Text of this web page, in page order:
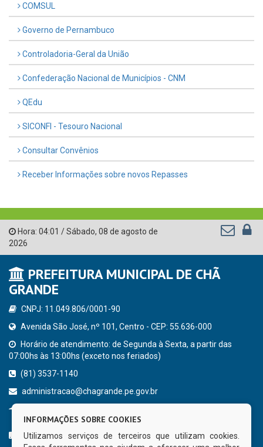
COMSUL
Governo de Pernambuco
Controladoria-Geral da União
Confederação Nacional de Municípios - CNM
QEdu
SICONFI - Tesouro Nacional
Consultar Convênios
Receber Informações sobre novos Repasses
Hora: 04:01 /Sábado, 08 de agosto de
2026
PREFEITURA MUNICIPAL DE CHÃ
GRANDE
CNPJ: 11.049.806/0001-90
Avenida São José, nº 101, Centro - CEP: 55.636-000
Horário de atendimento: de Segunda à Sexta, a partir das
07:00hs às 13:00hs (exceto nos feriados)
(81) 3537-1140
administracao@chagrande.pe.gov.br
CURTA NOSSA FAN PAGE
INFORMAÇÕES SOBRE COOKIES
Utilizamos serviços de terceiros que utilizam cookies.